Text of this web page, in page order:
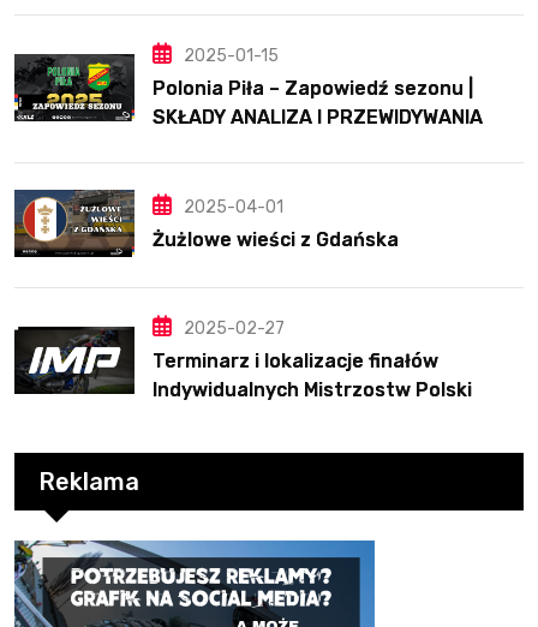
2025-01-15
Polonia Piła – Zapowiedź sezonu |
SKŁADY ANALIZA I PRZEWIDYWANIA
2025-04-01
Żużlowe wieści z Gdańska
2025-02-27
Terminarz i lokalizacje finałów
Indywidualnych Mistrzostw Polski
Reklama